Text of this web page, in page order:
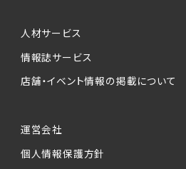
人材サービス
情報誌サービス
店舗・イベント情報の掲載について
運営会社
個人情報保護方針